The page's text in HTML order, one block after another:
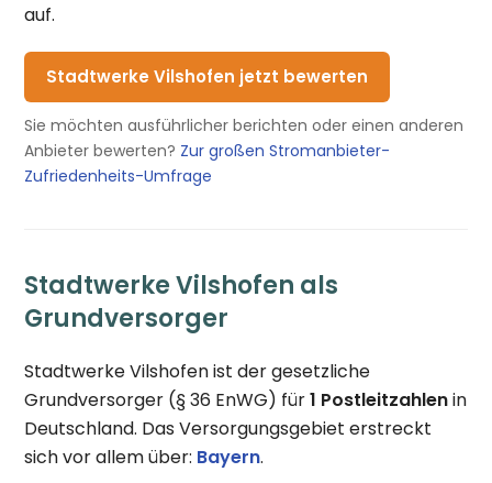
auf.
Stadtwerke Vilshofen jetzt bewerten
Sie möchten ausführlicher berichten oder einen anderen
Anbieter bewerten? Zur großen Stromanbieter-
Zufriedenheits-Umfrage
Stadtwerke Vilshofen als
Grundversorger
Stadtwerke Vilshofen ist der gesetzliche
Grundversorger (§ 36 EnWG) für1 Postleitzahlenin
Deutschland. Das Versorgungsgebiet erstreckt
sich vor allem über: Bayern.